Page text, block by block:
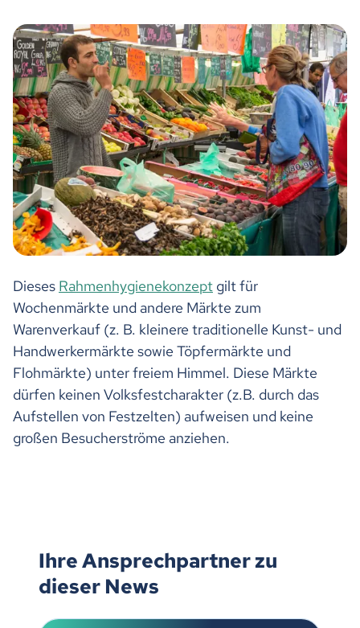
Dieses Rahmenhygienekonzept gilt für
Wochenmärkte und andere Märkte zum
Warenverkauf (z. B. kleinere traditionelle Kunst- und
Handwerkermärkte sowie Töpfermärkte und
Flohmärkte) unter freiem Himmel. Diese Märkte
dürfen keinen Volksfestcharakter (z.B. durch das
Aufstellen von Festzelten) aufweisen und keine
großen Besucherströme anziehen.
Ihre Ansprechpartner zu
dieser News